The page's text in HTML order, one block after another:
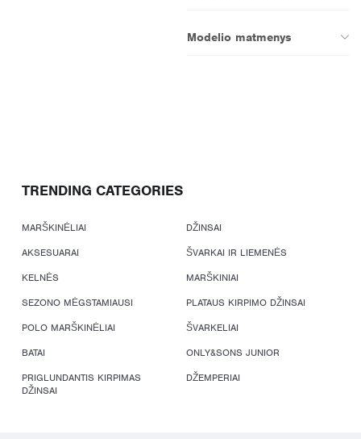
Modelio matmenys
TRENDING CATEGORIES
MARŠKINĖLIAI
DŽINSAI
AKSESUARAI
ŠVARKAI IR LIEMENĖS
KELNĖS
MARŠKINIAI
SEZONO MĖGSTAMIAUSI
PLATAUS KIRPIMO DŽINSAI
POLO MARŠKINĖLIAI
ŠVARKELIAI
BATAI
ONLY&SONS JUNIOR
PRIGLUNDANTIS KIRPIMAS
DŽINSAI
DŽEMPERIAI